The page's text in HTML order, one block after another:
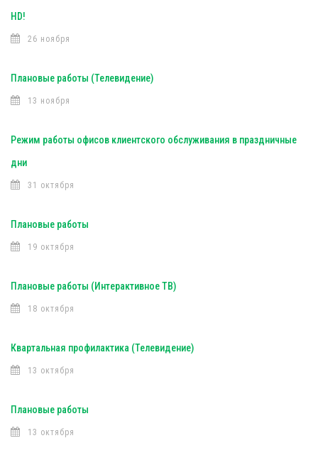
HD!
26 ноября
Плановые работы (Телевидение)
13 ноября
Режим работы офисов клиентского обслуживания в праздничные
дни
31 октября
Плановые работы
19 октября
Плановые работы (Интерактивное ТВ)
18 октября
Квартальная профилактика (Телевидение)
13 октября
Плановые работы
13 октября